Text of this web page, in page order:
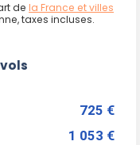
de la France et villes
taxes incluses.
725 €
1 053 €